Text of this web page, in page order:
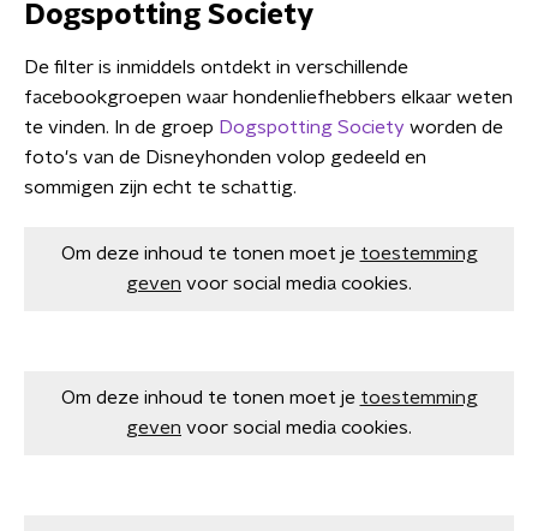
Dogspotting Society
De filter is inmiddels ontdekt in verschillende
facebookgroepen waar hondenliefhebbers elkaar weten
te vinden. In de groep Dogspotting Society worden de
foto's van de Disneyhonden volop gedeeld en
sommigen zijn echt te schattig.
Om deze inhoud te tonen moet je toestemming
geven voor social media cookies.
Om deze inhoud te tonen moet je toestemming
geven voor social media cookies.